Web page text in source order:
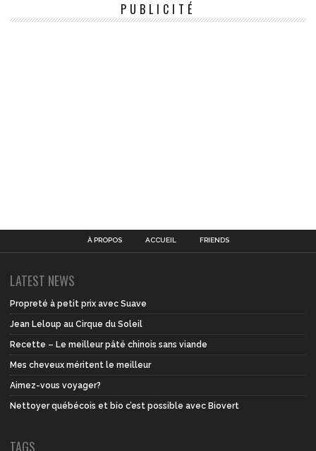
PUBLICITÉ
À PROPOS ACCUEIL FRIENDS
LATEST NEWS
Propreté à petit prix avec Suave
Jean Leloup au Cirque du Soleil
Recette – Le meilleur pâté chinois sans viande
Mes cheveux méritent le meilleur
Aimez-vous voyager?
Nettoyer québécois et bio c’est possible avec Biovert
TAGS